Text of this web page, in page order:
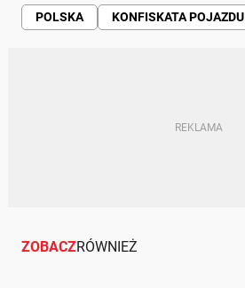
POLSKA
KONFISKATA POJAZDU
ZOBACZRÓWNIEŻ